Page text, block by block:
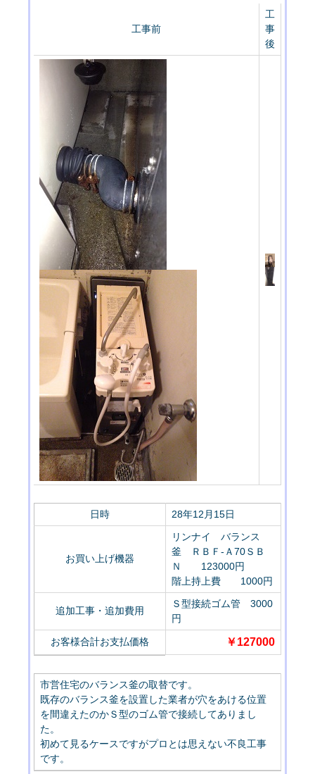
工事前
工
事
後
日時 28年12月15日
お買い上げ機器
リンナイ バランス
釜 ＲＢＦ-Ａ70ＳＢ
Ｎ 123000円
階上持上費 1000円
追加工事・追加費用
Ｓ型接続ゴム管 3000
円
お客様合計お支払価格 ￥127000
市営住宅のバランス釜の取替です。
既存のバランス釜を設置した業者が穴をあける位置
を間違えたのかＳ型のゴム管で接続してありまし
た。
初めて見るケースですがプロとは思えない不良工事
です。